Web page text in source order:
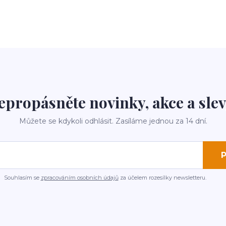
novinky, akce a
Můžete se kdykoli odhlásit. Zasíláme jednou za 14 dní.
Souhlasím se zpracováním osobních údajůza účelem rozesílky newsletteru.